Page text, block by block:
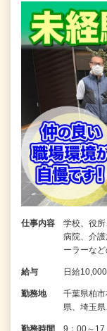
仕事内容
学校、役所
病院、介
ーラーな
給与 日給
勤務地
千葉県柏
県、埼玉